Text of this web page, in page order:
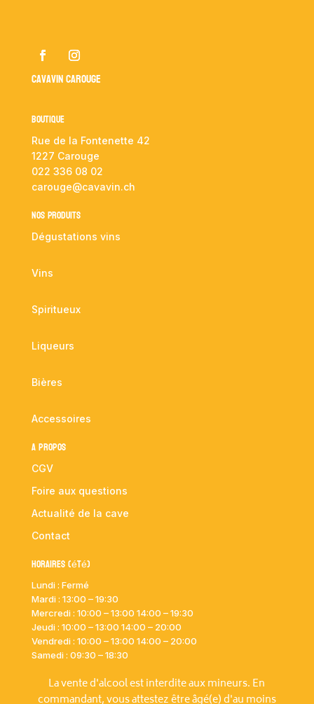
Cavavin Carouge
Boutique
Rue de la Fontenette 42
1227 Carouge
022 336 08 02
carouge@cavavin.ch
NOS PRODUITS
Dégustations vins
Vins
Spiritueux
Liqueurs
Bières
Accessoires
A propos
CGV
Foire aux questions
Actualité de la cave
Contact
Horaires (été)
Lundi : Fermé
Mardi : 13:00 – 19:30
Mercredi : 10:00 – 13:00 14:00 – 19:30
Jeudi : 10:00 – 13:00 14:00 – 20:00
Vendredi : 10:00 – 13:00 14:00 – 20:00
Samedi : 09:30 – 18:30
La vente d'alcool est interdite aux mineurs. En
commandant, vous attestez être âgé(e) d'au moins